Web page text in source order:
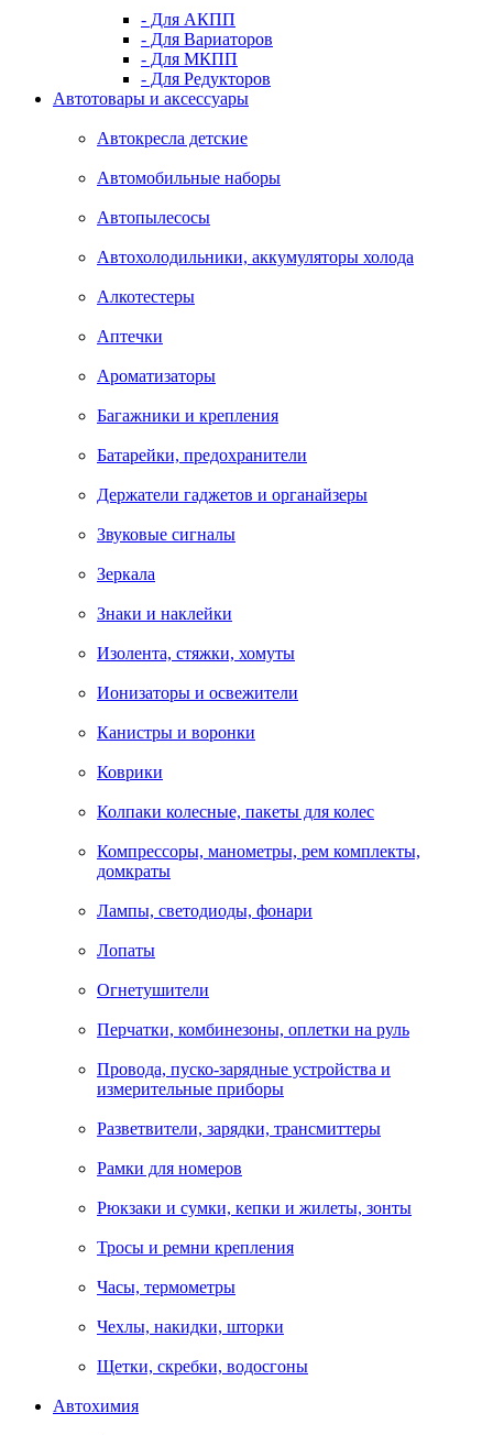
- Для АКПП
- Для Вариаторов
- Для МКПП
- Для Редукторов
Автотовары и аксессуары
Автокресла детские
Автомобильные наборы
Автопылесосы
Автохолодильники, аккумуляторы холода
Алкотестеры
Аптечки
Ароматизаторы
Багажники и крепления
Батарейки, предохранители
Держатели гаджетов и органайзеры
Звуковые сигналы
Зеркала
Знаки и наклейки
Изолента, стяжки, хомуты
Ионизаторы и освежители
Канистры и воронки
Коврики
Колпаки колесные, пакеты для колес
Компрессоры, манометры, рем комплекты,
домкраты
Лампы, светодиоды, фонари
Лопаты
Огнетушители
Перчатки, комбинезоны, оплетки на руль
Провода, пуско-зарядные устройства и
измерительные приборы
Разветвители, зарядки, трансмиттеры
Рамки для номеров
Рюкзаки и сумки, кепки и жилеты, зонты
Тросы и ремни крепления
Часы, термометры
Чехлы, накидки, шторки
Щетки, скребки, водосгоны
Автохимия